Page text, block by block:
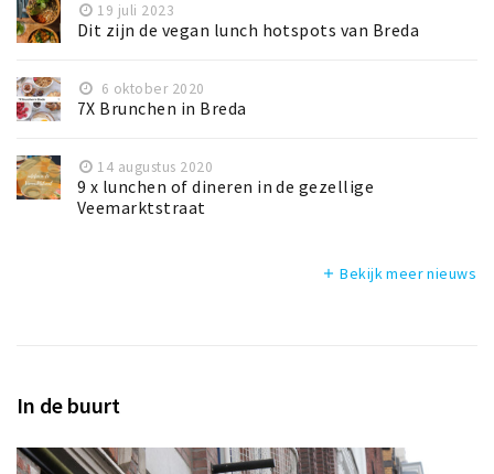
19 juli 2023
Dit zijn de vegan lunch hotspots van Breda
6 oktober 2020
7X Brunchen in Breda
14 augustus 2020
9 x lunchen of dineren in de gezellige
Veemarktstraat
add Bekijk meer nieuws
In de buurt